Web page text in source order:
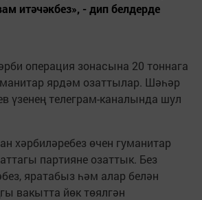
итәчәкбез», - дип белдерде
операция зонасына 20 тоннага
ярдәм озаттылар. Шәһәр
үзенең телеграм-каналында шул
хәрбиләребез өчен гуманитар
партияне озаттык. Без
яратабыз һәм алар белән
вакытта йөк төялгән